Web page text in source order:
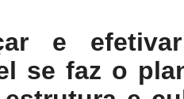
e
se faz o